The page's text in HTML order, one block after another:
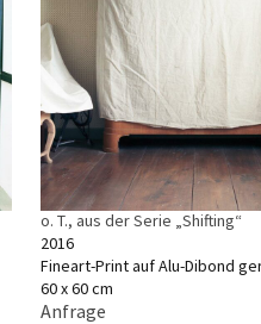
o. T., aus der Serie „Shifting“
2016
Fineart-Print auf Alu-Dibond
60 x 60 cm
Anfrage